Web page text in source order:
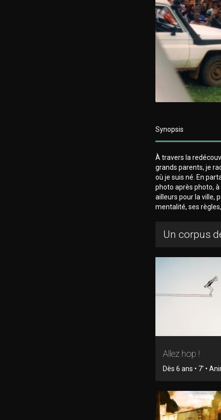
Synopsis
À travers la
grands parents, je
où je suis né. En
photo après photo,
ailleurs pour la ville,
mentalité, ses
Un corpus
Allez hop !
Dès 6 ans • 7' •